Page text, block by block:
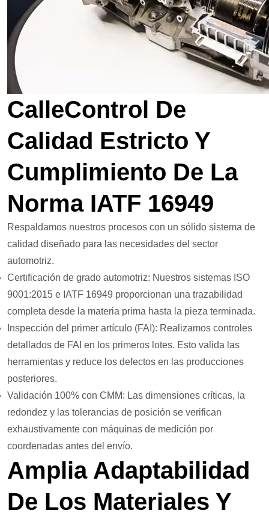
CalleControl De
Calidad Estricto Y
Cumplimiento De La
Norma IATF 16949
Respaldamos nuestros procesos con un sólido sistema de
calidad diseñado para las necesidades del sector
automotriz.
Certificación de grado automotriz: Nuestros sistemas ISO
9001:2015 e IATF 16949 proporcionan una trazabilidad
completa desde la materia prima hasta la pieza terminada.
Inspección del primer artículo (FAI): Realizamos controles
detallados de FAI en los primeros lotes. Esto valida las
herramientas y reduce los defectos en las producciones
posteriores.
Validación 100% con CMM: Las dimensiones críticas, la
redondez y las tolerancias de posición se verifican
exhaustivamente con máquinas de medición por
coordenadas antes del envío.
Amplia Adaptabilidad
De Los Materiales Y